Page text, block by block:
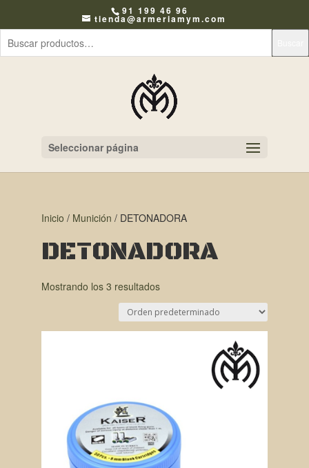
91 199 46 96
tienda@armeriamym.com
Seleccionar página
Inicio / Munición / DETONADORA
DETONADORA
Mostrando los 3 resultados